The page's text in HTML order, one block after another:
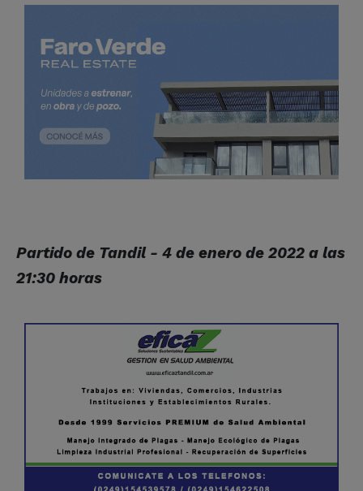
Partido de Tandil - 4 de enero de 2022 a las
21:30 horas